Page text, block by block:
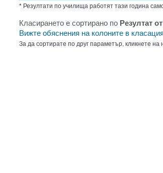
* Резултати по училища работят тази година
Класирането е сортирано по Резултат
Вижте обяснения на колоните в
За да сортирате по друг параметър, кликнете на